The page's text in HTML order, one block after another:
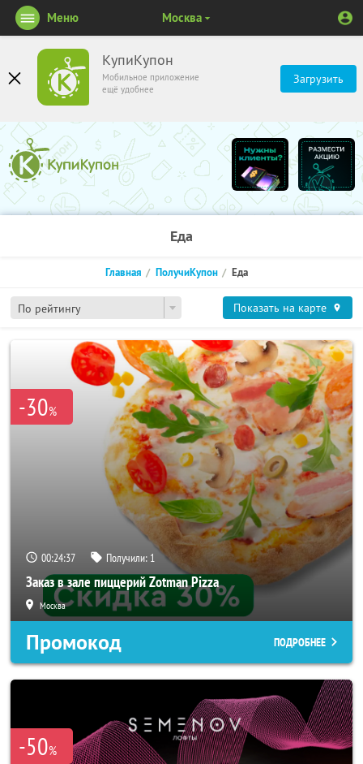
КупиКупон
Мобильное приложение
ещё удобнее
Загрузить
Меню Москва
Еда
По рейтингу
Главная ПолучиКупон Еда
Показать на карте
-30%
00:24:36 Получили: 1
Заказ в зале пиццерий Zotman Pizza
Москва
Промокод ПОДРОБНЕЕ
-50%